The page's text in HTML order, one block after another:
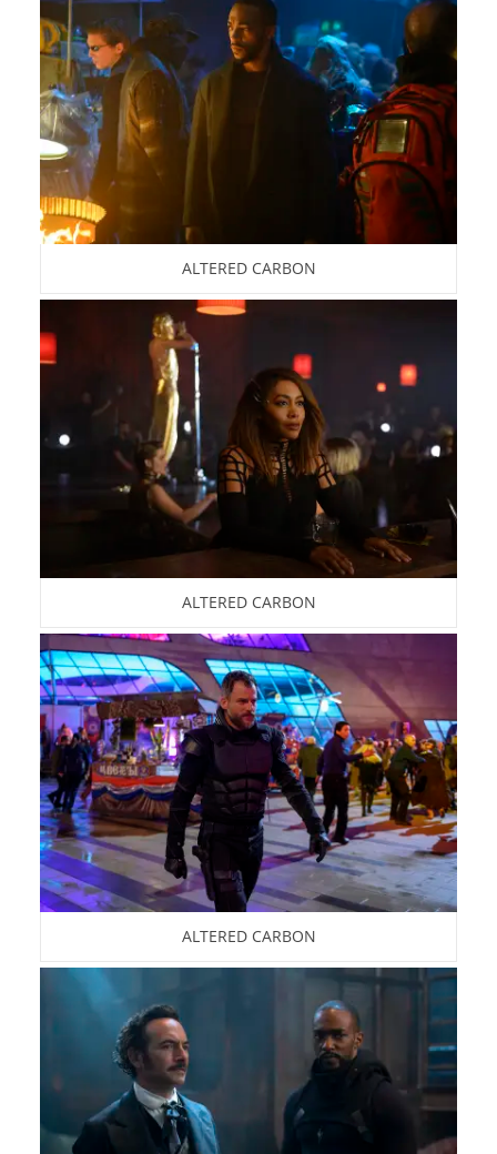
ALTERED CARBON
ALTERED CARBON
ALTERED CARBON